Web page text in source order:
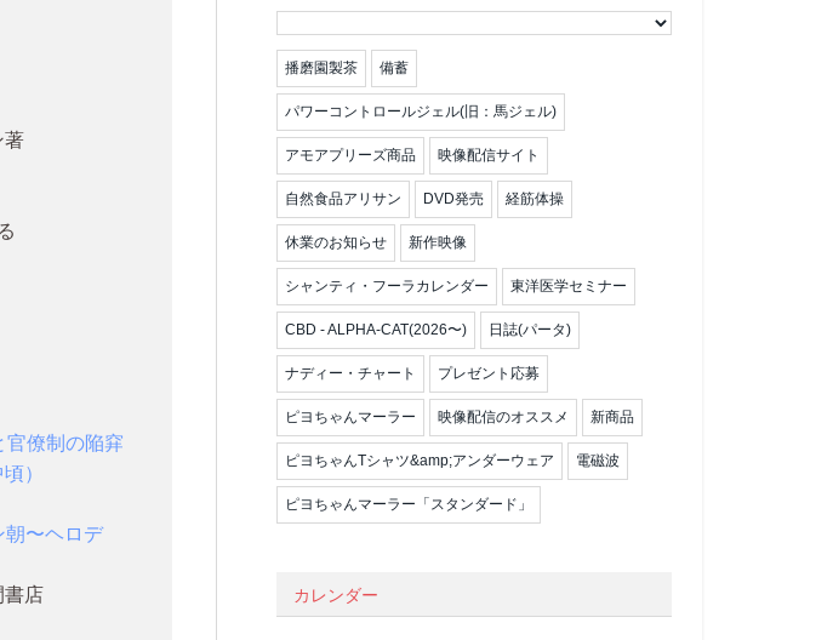
著
僚制の陥穽
）
朝〜ヘロデ
書店
播磨園製茶 備蓄
パワーコントロールジェル(旧：馬ジェル)
アモアプリーズ商品 映像配信サイト
自然食品アリサン DVD発売 経筋体操
休業のお知らせ 新作映像
シャンティ・フーラカレンダー 東洋医学セミナー
CBD - ALPHA-CAT(2026〜) 日誌(パータ)
ナディー・チャート プレゼント応募
ピヨちゃんマーラー 映像配信のオススメ 新商品
ピヨちゃんTシャツ&amp;アンダーウェア 電磁波
ピヨちゃんマーラー「スタンダード」
カレンダー